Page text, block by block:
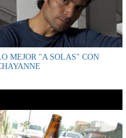
MEJOR "A SOLAS" CON